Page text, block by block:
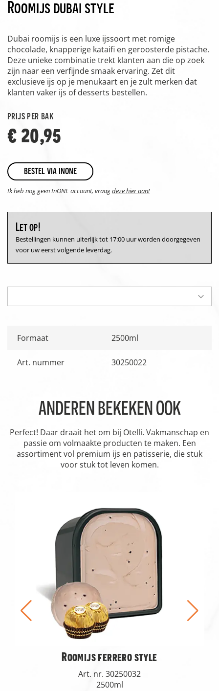
Roomijs dubai style
Dubai roomijs is een luxe ijssoort met romige
chocolade, knapperige kataifi en geroosterde pistache.
Deze unieke combinatie trekt klanten aan die op zoek
zijn naar een verfijnde smaak ervaring. Zet dit
exclusieve ijs op je menukaart en je zult merken dat
klanten vaker ijs of desserts bestellen.
prijs per bak
€ 20,95
bestel via inone
Ik heb nog geen InONE account, vraagdeze hier aan!
Let op!
Bestellingen kunnen uiterlijk tot 17:00 uur worden doorgegeven
voor uw eerst volgende leverdag.
Formaat 2500ml
Art. nummer 30250022
ANDEREN BEKEKEN OOK
Perfect! Daar draait het om bij Otelli. Vakmanschap en
passie om volmaakte producten te maken. Een
assortiment vol premium ijs en patisserie, die stuk
voor stuk tot leven komen.
Roomijs ferrero style
Art. nr. 30250032
2500ml